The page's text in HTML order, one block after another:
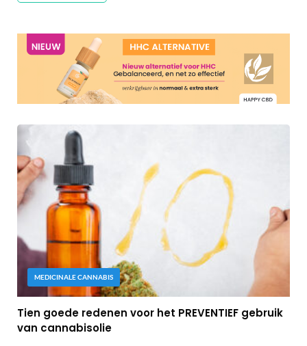
MEDICINALE CANNABIS
Tien goede redenen voor het PREVENTIEF gebruik
van cannabisolie